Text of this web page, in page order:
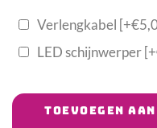
Verlengkabel
LED schijnwerper
TOEVOEGEN